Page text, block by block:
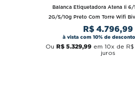
Balanca Etiquetadora Atena Ii 6/
2G/5/10g Preto Com Torre Wifi
R$ 4.796,99
à vista com 10% de
Ou R$ 5.329,99em 10x de R$
juros